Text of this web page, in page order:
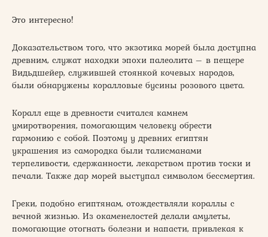
Это интересно!
Доказательством того, что экзотика морей была доступна
древним, служат находки эпохи палеолита – в пещере
Видьдшейер, служившей стоянкой кочевых народов,
были обнаружены коралловые бусины розового цвета.
Коралл еще в древности считался камнем
умиротворения, помогающим человеку обрести
гармонию с собой. Поэтому у древних египтян
украшения из самородка были талисманами
терпеливости, сдержанности, лекарством против тоски и
печали. Также дар морей выступал символом бессмертия.
Греки, подобно египтянам, отождествляли кораллы с
вечной жизнью. Из окаменелостей делали амулеты,
помогающие отогнать болезни и напасти, привлекая к